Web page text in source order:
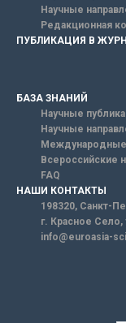
Научные
Редакционная
ПУБЛИКАЦИЯ В
БАЗА ЗНАНИЙ
Научные
Научные
Международные
Всероссийские
FAQ
НАШИ КОНТАКТЫ
198320, Санкт-
г. Красное
info@euroasia-